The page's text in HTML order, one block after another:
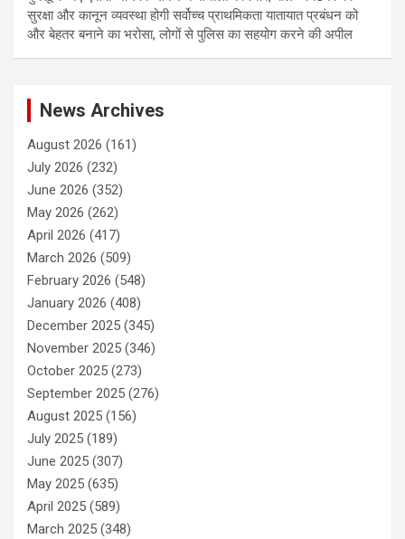
सुरक्षा और कानून व्यवस्था होगी सर्वोच्च प्राथमिकता यातायात प्रबंधन को
और बेहतर बनाने का भरोसा, लोगों से पुलिस का सहयोग करने की अपील
News Archives
August 2026 (161)
July 2026 (232)
June 2026 (352)
May 2026 (262)
April 2026 (417)
March 2026 (509)
February 2026 (548)
January 2026 (408)
December 2025 (345)
November 2025 (346)
October 2025 (273)
September 2025 (276)
August 2025 (156)
July 2025 (189)
June 2025 (307)
May 2025 (635)
April 2025 (589)
March 2025 (348)